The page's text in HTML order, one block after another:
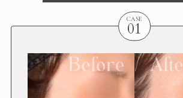
CASE
01